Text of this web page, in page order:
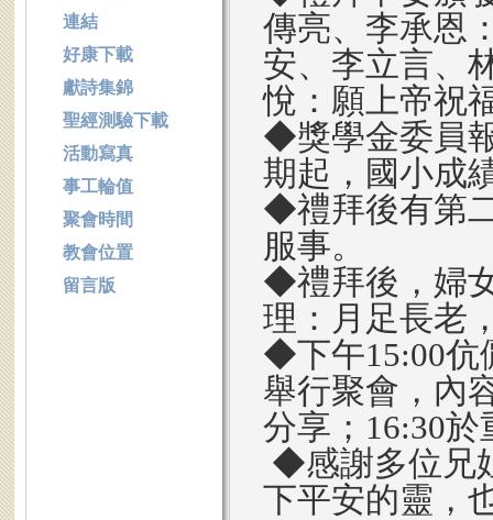
傳亮、李承恩
安、李立言、
悅：願上帝祝
◆獎學金委員
期起，國小成
◆禮拜後有第
服事。
◆禮拜後，婦
理：月足長老
◆下午15:00伉
舉行聚會，內
分享；16:30
◆感謝多位兄
下平安的靈，
連結
好康下載
獻詩集錦
聖經測驗下載
活動寫真
事工輪值
聚會時間
教會位置
留言版